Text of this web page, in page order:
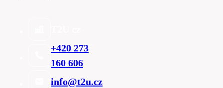
+420 273
160 606
info@t2u.cz